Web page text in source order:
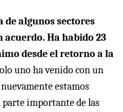
de algunos sectores
Ha habido 23
desde el retorno a la
uno ha venido con un
estamos
parte importante de las